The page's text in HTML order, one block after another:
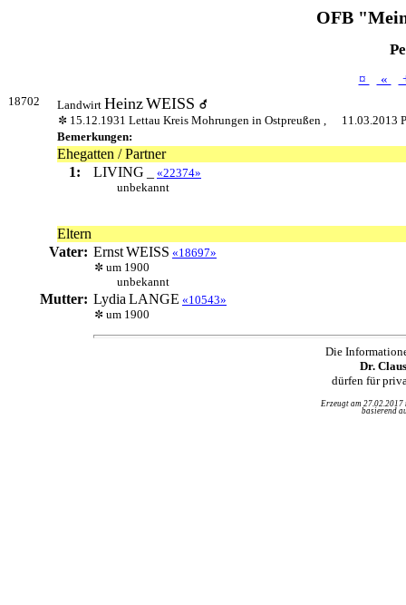
OFB
¤ «
18702 Landwirt HeinzWEISS
15.12.1931 Lettau Kreis Mohrungen in Ostpreußen ,
11.03.2013
Bemerkungen:
Ehegatten / Partner
1:
LIVING
«22374»
unbekannt
Eltern
Vater: ErnstWEISS «18697»
um 1900
unbekannt
Mutter: Lydia LANGE «10543»
um 1900
Die
Dr.
dürfen für
Erzeugt am
basierend